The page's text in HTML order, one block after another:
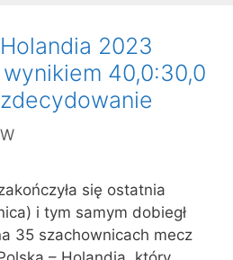
2023
wynikiem 40,0:30,0
się ostatnia
i tym samym dobiegł
35 szachownicach mecz